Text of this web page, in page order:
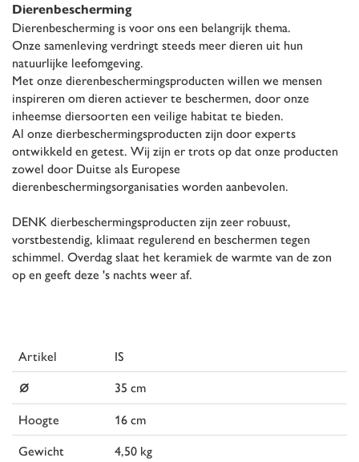
Dierenbescherming
Dierenbescherming is voor ons een belangrijk thema.
Onze samenleving verdringt steeds meer dieren uit hun
natuurlijke leefomgeving.
Met onze dierenbeschermingsproducten willen we mensen
inspireren om dieren actiever te beschermen, door onze
inheemse diersoorten een veilige habitat te bieden.
Al onze dierbeschermingsproducten zijn door experts
ontwikkeld en getest. Wij zijn er trots op dat onze producten
zowel door Duitse als Europese
dierenbeschermingsorganisaties worden aanbevolen.
DENK dierbeschermingsproducten zijn zeer robuust,
vorstbestendig, klimaat regulerend en beschermen tegen
schimmel. Overdag slaat het keramiek de warmte van de zon
op en geeft deze 's nachts weer af.
Artikel IS
⌀
35 cm
Hoogte
16 cm
Gewicht
4,50 kg